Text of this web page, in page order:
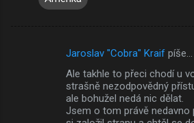
Jaroslav "Cobra" Kraif píše…
Ale takhle to přeci chodí u
strašně nezodpovědný
ale bohužel nedá nic dělat.
Jsem o tom právě nedavno